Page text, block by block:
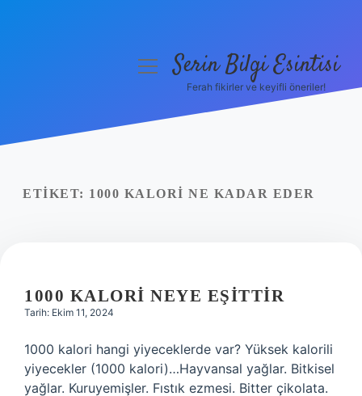
Yasal Uyarı
menüyüSerin Bilgi Esintisi
Ferah fikirler ve keyifli öneriler!
ETIKET: 1000 KALORI NE KADAR EDER
1000 KALORI NEYE EŞITTIR
Tarih: Ekim 11, 2024
1000 kalori hangi yiyeceklerde var? Yüksek kalorili
yiyecekler (1000 kalori)…Hayvansal yağlar. Bitkisel
yağlar. Kuruyemişler. Fıstık ezmesi. Bitter çikolata.